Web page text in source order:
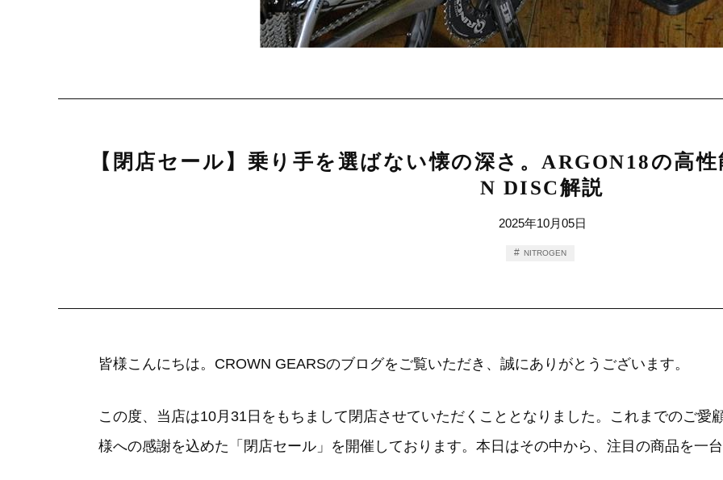
【閉店セール】乗り手を選ばない懐の深さ。ARGON18の高
N DISC解説
2025年10月05日
NITROGEN
皆様こんにちは。CROWN GEARSのブログをご覧いただき、誠にありがとうございます。
この度、当店は10月31日をもちまして閉店させていただくこととなりました。これまでのご愛
様への感謝を込めた「閉店セール」を開催しております。本日はその中から、注目の商品を一台